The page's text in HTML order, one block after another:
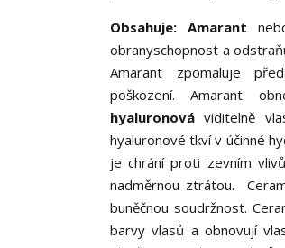
Obsahuje: Amarant
obranyschopnost a
Amarant zpomaluje
poškození. Amarant
hyaluronováviditelně
hyaluronové tkví v účinné
je chrání proti zevním
nadměrnou ztrátou.
buněčnou soudržnost.
barvy vlasů a obnovují